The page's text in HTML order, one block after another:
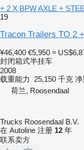
+ 2 X BPW AXLE +
19
Tracon Trailers TO 2
¥46,400 €5,950 ≈
封闭箱式半挂车
2008
载重能力
25,150 千克 净
荷兰, Roosendaal
Trucks Roosendaal B.V.
在 Autoline 注册 12 年
联系卖方